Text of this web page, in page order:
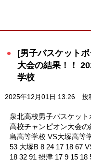
[男子バスケット
大会の結果！！
学校
2025年12月01日 13:26 投
泉北高校男子バスケッ
高校チャンピオン大会
島高等学校 VS大塚高等
53 大塚B 8 24 17 18 67
18 32 91 摂津 17 9 15 18